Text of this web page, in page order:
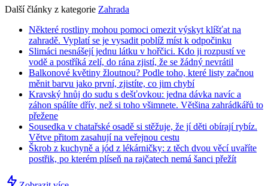
Další články z kategorie Zahrada
Některé rostliny mohou pomoci omezit výskyt klíšťat na
zahradě. Vyplatí se je vysadit poblíž míst k odpočinku
Slimáci nesnášejí jednu látku v hořčici. Kdo ji rozpustí ve
vodě a postříká zelí, do rána zjistí, že se žádný nevrátil
Balkonové květiny žloutnou? Podle toho, které listy začnou
měnit barvu jako první, zjistíte, co jim chybí
Kravský hnůj do sudu s dešťovkou: jedna dávka navíc a
záhon spálíte dřív, než si toho všimnete. Většina zahrádkářů to
přežene
Sousedka v chatařské osadě si stěžuje, že jí děti obírají rybíz.
Větve přitom zasahují na veřejnou cestu
Škrob z kuchyně a jód z lékárničky: z těch dvou věcí uvaříte
postřik, po kterém plíseň na rajčatech nemá šanci přežít